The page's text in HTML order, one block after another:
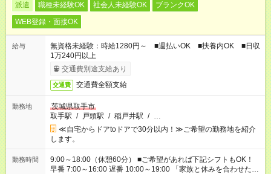
派遣 職種未経験OK 社会人未経験OK
ブランクOK
WEB登録・面接OK
給与
無資格未経験：時給1280円～ ■週払いOK ■扶養内OK ■日収
1万240円以上
交通費別途支給あり
交通費 交通費全額支給
勤務地
茨城県取手市
取手駅 / 戸頭駅 / 稲戸井駅 / …
≪自宅からドアtoドアで30分以内！≫ご希望の勤務地を紹介
します。
勤務時間
9:00～18:00（休憩60分） ■ご希望があれば下記シフトもOK！
早番 7:00～16:00 遅番 10:00～19:00 「家族と休みを合わせた